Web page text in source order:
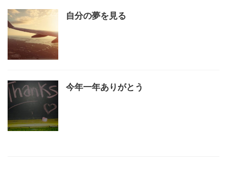
自分の夢を見る
今年一年ありがとう